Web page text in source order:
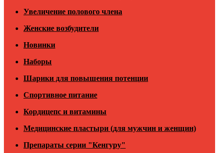
Увеличение полового члена
Женские возбудители
Новинки
Наборы
Шарики для повышения потенции
Спортивное питание
Кордицепс и витамины
Медицинские пластыри (для мужчин и женщин)
Препараты серии "Кенгуру"